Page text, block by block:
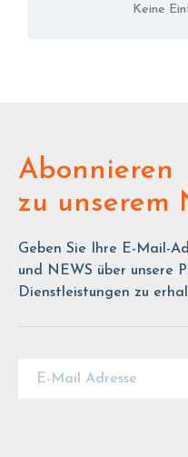
Keine
Abonnieren
zu unserem
Geben Sie Ihre E-Mail-
und NEWS über unsere
Dienstleistungen zu